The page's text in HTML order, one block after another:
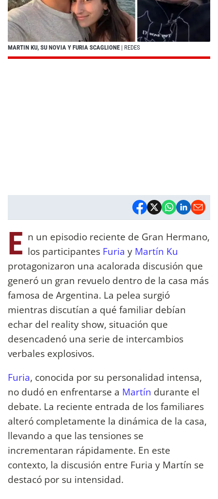
MARTIN KU, SU NOVIA Y FURIA SCAGLIONE | REDES
E n un episodio reciente de Gran Hermano,
los participantes Furia y Martín Ku
protagonizaron una acalorada discusión que
generó un gran revuelo dentro de la casa más
famosa de Argentina. La pelea surgió
mientras discutían a qué familiar debían
echar del reality show, situación que
desencadenó una serie de intercambios
verbales explosivos.
Furia, conocida por su personalidad intensa,
no dudó en enfrentarse a Martín durante el
debate. La reciente entrada de los familiares
alteró completamente la dinámica de la casa,
llevando a que las tensiones se
incrementaran rápidamente. En este
contexto, la discusión entre Furia y Martín se
destacó por su intensidad.